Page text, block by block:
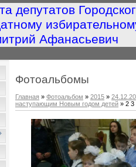
депутатов
Афанасьевич
Фотоальбомы
Главная » Фотоальбом » 2015 »
наступающим Новым годом детей » 2 3